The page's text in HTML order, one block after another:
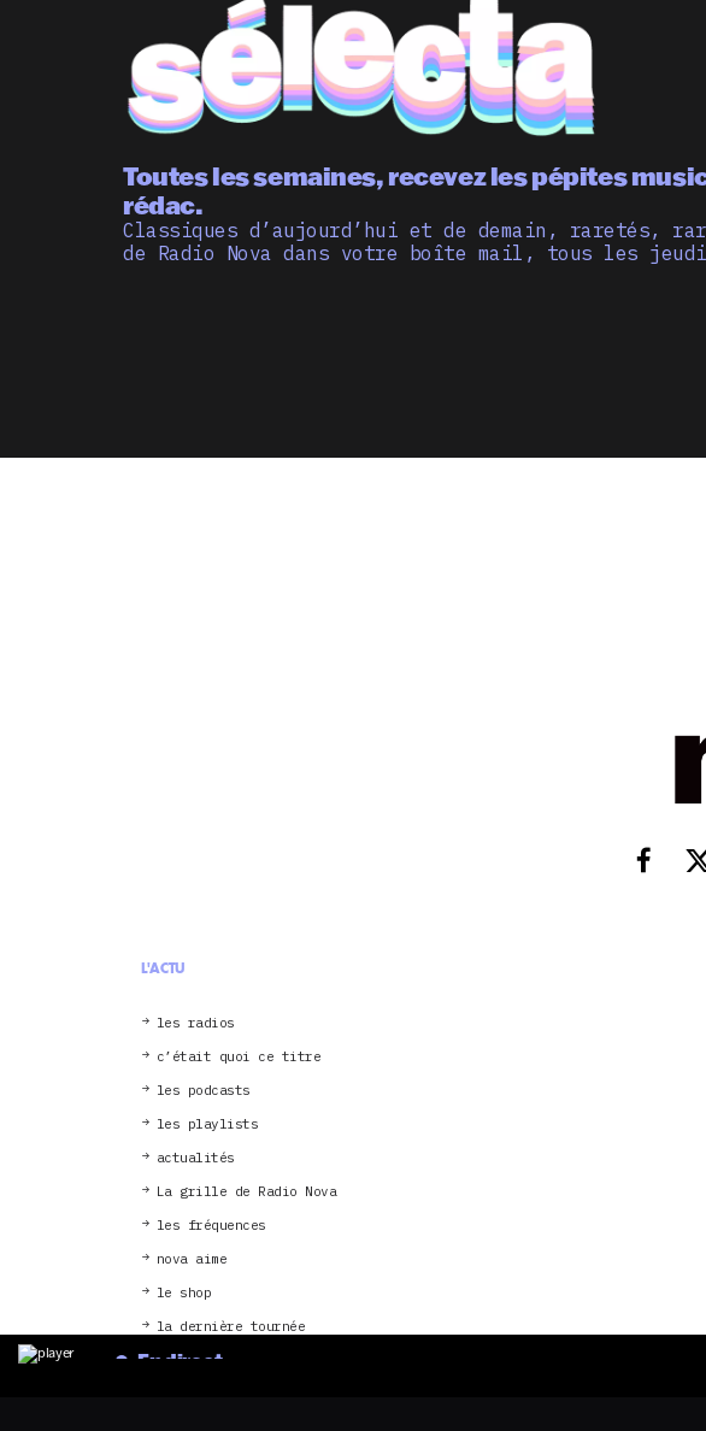
Toutes les semaines, recevez les pépites
rédac.
Classiques d’aujourd’hui et de demain, raretés,
de Radio Nova dans votre boîte mail, tous les
L'ACTU
les radios
c’était quoi ce titre
les podcasts
les playlists
actualités
La grille de Radio Nova
les fréquences
nova aime
le shop
la dernière tournée
En direct